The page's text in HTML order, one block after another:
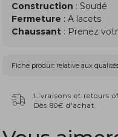
Construction : Soudé
Fermeture : A lacets
Chaussant : Prenez
Fiche produit relative aux
Livraisons et retours
Dès 80€ d'achat.